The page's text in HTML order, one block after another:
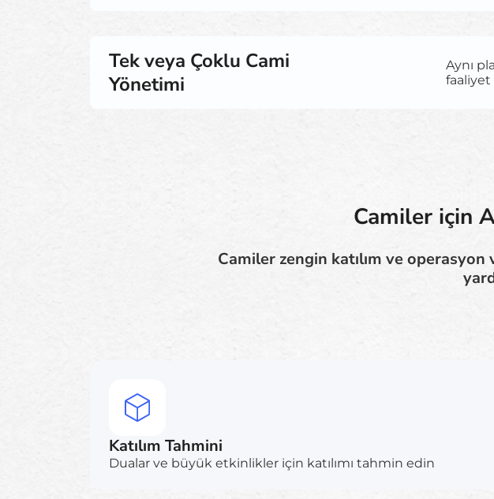
Tek veya Çoklu Cami
Yönetimi
Aynı
Camiler için
Camiler zengin katılım ve
Katılım Tahmini
Dualar ve büyük etkinlikler için katılımı tahmin edin